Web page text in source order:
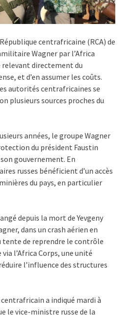
centrafricaine (RCA) de
Wagner par l’Africa
relevant directement du
et d’en assumer les coûts.
autorités centrafricaines se
plusieurs sources proches du
années, le groupe Wagner
du président Faustin
gouvernement. En
russes bénéficient d’un accès
du pays, en particulier
depuis la mort de Yevgeny
dans un crash aérien en
tente de reprendre le contrôle
l’Africa Corps, une unité
l’influence des structures
a indiqué mardi à
le vice-ministre russe de la